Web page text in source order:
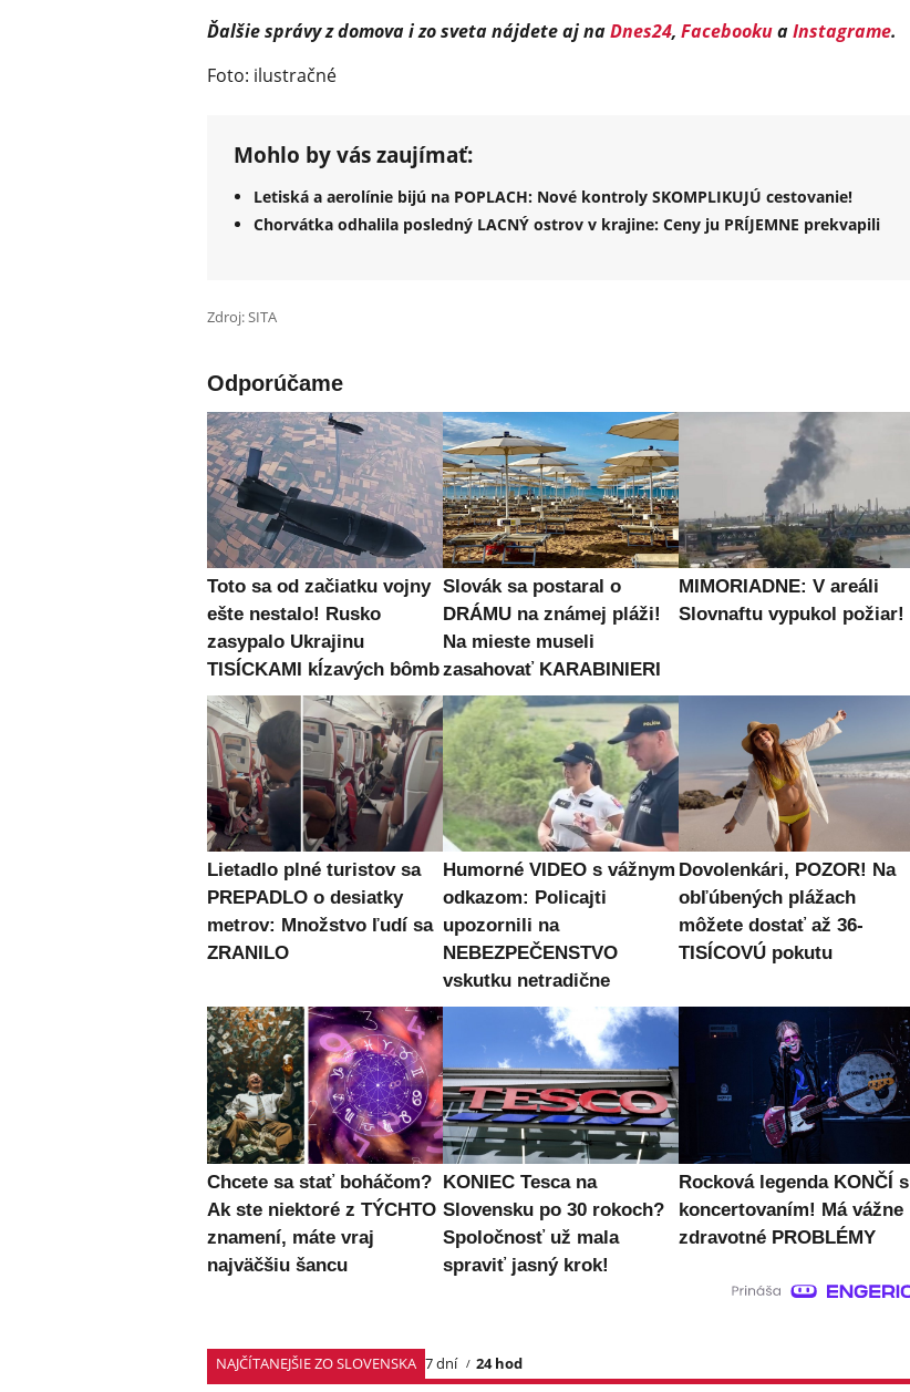
Ďalšie správy z domova i zo sveta nájdete aj naDnes24, FacebookuaInstagrame.
Foto: ilustračné
Mohlo by vás zaujímať:
Letiská a aerolínie bijú na POPLACH: Nové kontroly SKOMPLIKUJÚ cestovanie!
Chorvátka odhalila posledný LACNÝ ostrov v krajine: Ceny ju PRÍJEMNE prekvapili
Zdroj: SITA
Odporúčame
Toto sa od začiatku vojny
ešte nestalo! Rusko
zasypalo Ukrajinu
TISÍCKAMI kĺzavých bômb
Slovák sa postaral o
DRÁMU na známej pláži!
Na mieste museli
zasahovať KARABINIERI
MIMORIADNE: V areáli
Slovnaftu vypukol požiar!
Lietadlo plné turistov sa
PREPADLO o desiatky
metrov: Množstvo ľudí sa
ZRANILO
Humorné VIDEO s vážnym
odkazom: Policajti
upozornili na
NEBEZPEČENSTVO
vskutku netradične
Dovolenkári, POZOR! Na
obľúbených plážach
môžete dostať až 36-
TISÍCOVÚ pokutu
Chcete sa stať boháčom?
Ak ste niektoré z TÝCHTO
znamení, máte vraj
najväčšiu šancu
KONIEC Tesca na
Slovensku po 30 rokoch?
Spoločnosť už mala
spraviť jasný krok!
Rocková legenda KONČÍ s
koncertovaním! Má vážne
zdravotné PROBLÉMY
NAJČÍTANEJŠIE ZO SLOVENSKA 7 dní 24 hod